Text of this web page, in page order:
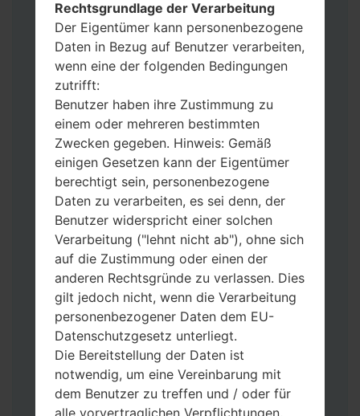
anderen Fall wählen Sie HOME_CSC_***
um Ihre Daten zu speichern.
Jetzt schalten Sie das Gerät aus und
aktivieren Sie Download-Modus. Alle
Methoden, wie es geht:
Halten Sie die Power-, Lautstärke- und
Bixbi- Tasten gedrückt.
Halten Sie Lauter- und Leiser-Tasten
gedrückt. Schließen Sie das Telefon mit
einem USB-Kabel an den PC an.
Halten Sie die Power-, Lauter- und
Home-Tasten gedrückt.
Schließen Sie das USB-Kabel an und
halten Sie die Leiser- und Bixbi-Tasten
gedrückt.
Halten Sie die Power- und Lauter-
Tasten gedrückt.
Dann schließen Sie das Telefon an den PC
an, das Programm Odin erkennt Ihr Gerät
und „COM port number“ wird auf dem
Bildschirm angezeigt.
Rechtsgrundlage der Verarbeitung
Der Eigentümer kann personenbezogene
Daten in Bezug auf Benutzer verarbeiten,
wenn eine der folgenden Bedingungen
zutrifft:
Benutzer haben ihre Zustimmung zu
einem oder mehreren bestimmten
Zwecken gegeben. Hinweis: Gemäß
einigen Gesetzen kann der Eigentümer
berechtigt sein, personenbezogene
Daten zu verarbeiten, es sei denn, der
Benutzer widerspricht einer solchen
Verarbeitung ("lehnt nicht ab"), ohne sich
auf die Zustimmung oder einen der
anderen Rechtsgründe zu verlassen. Dies
gilt jedoch nicht, wenn die Verarbeitung
personenbezogener Daten dem EU-
Datenschutzgesetz unterliegt.
Die Bereitstellung der Daten ist
notwendig, um eine Vereinbarung mit
dem Benutzer zu treffen und / oder für